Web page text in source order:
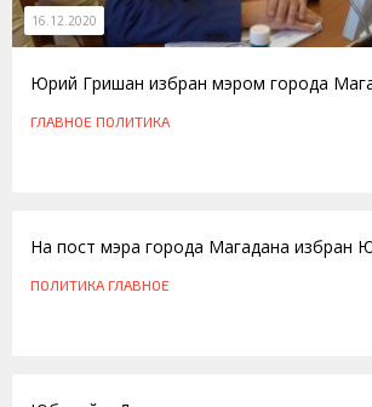
16.12.2020
Юрий Гришан избран мэром города
ГЛАВНОЕ ПОЛИТИКА
На пост мэра города Магадана избран
ПОЛИТИКА ГЛАВНОЕ